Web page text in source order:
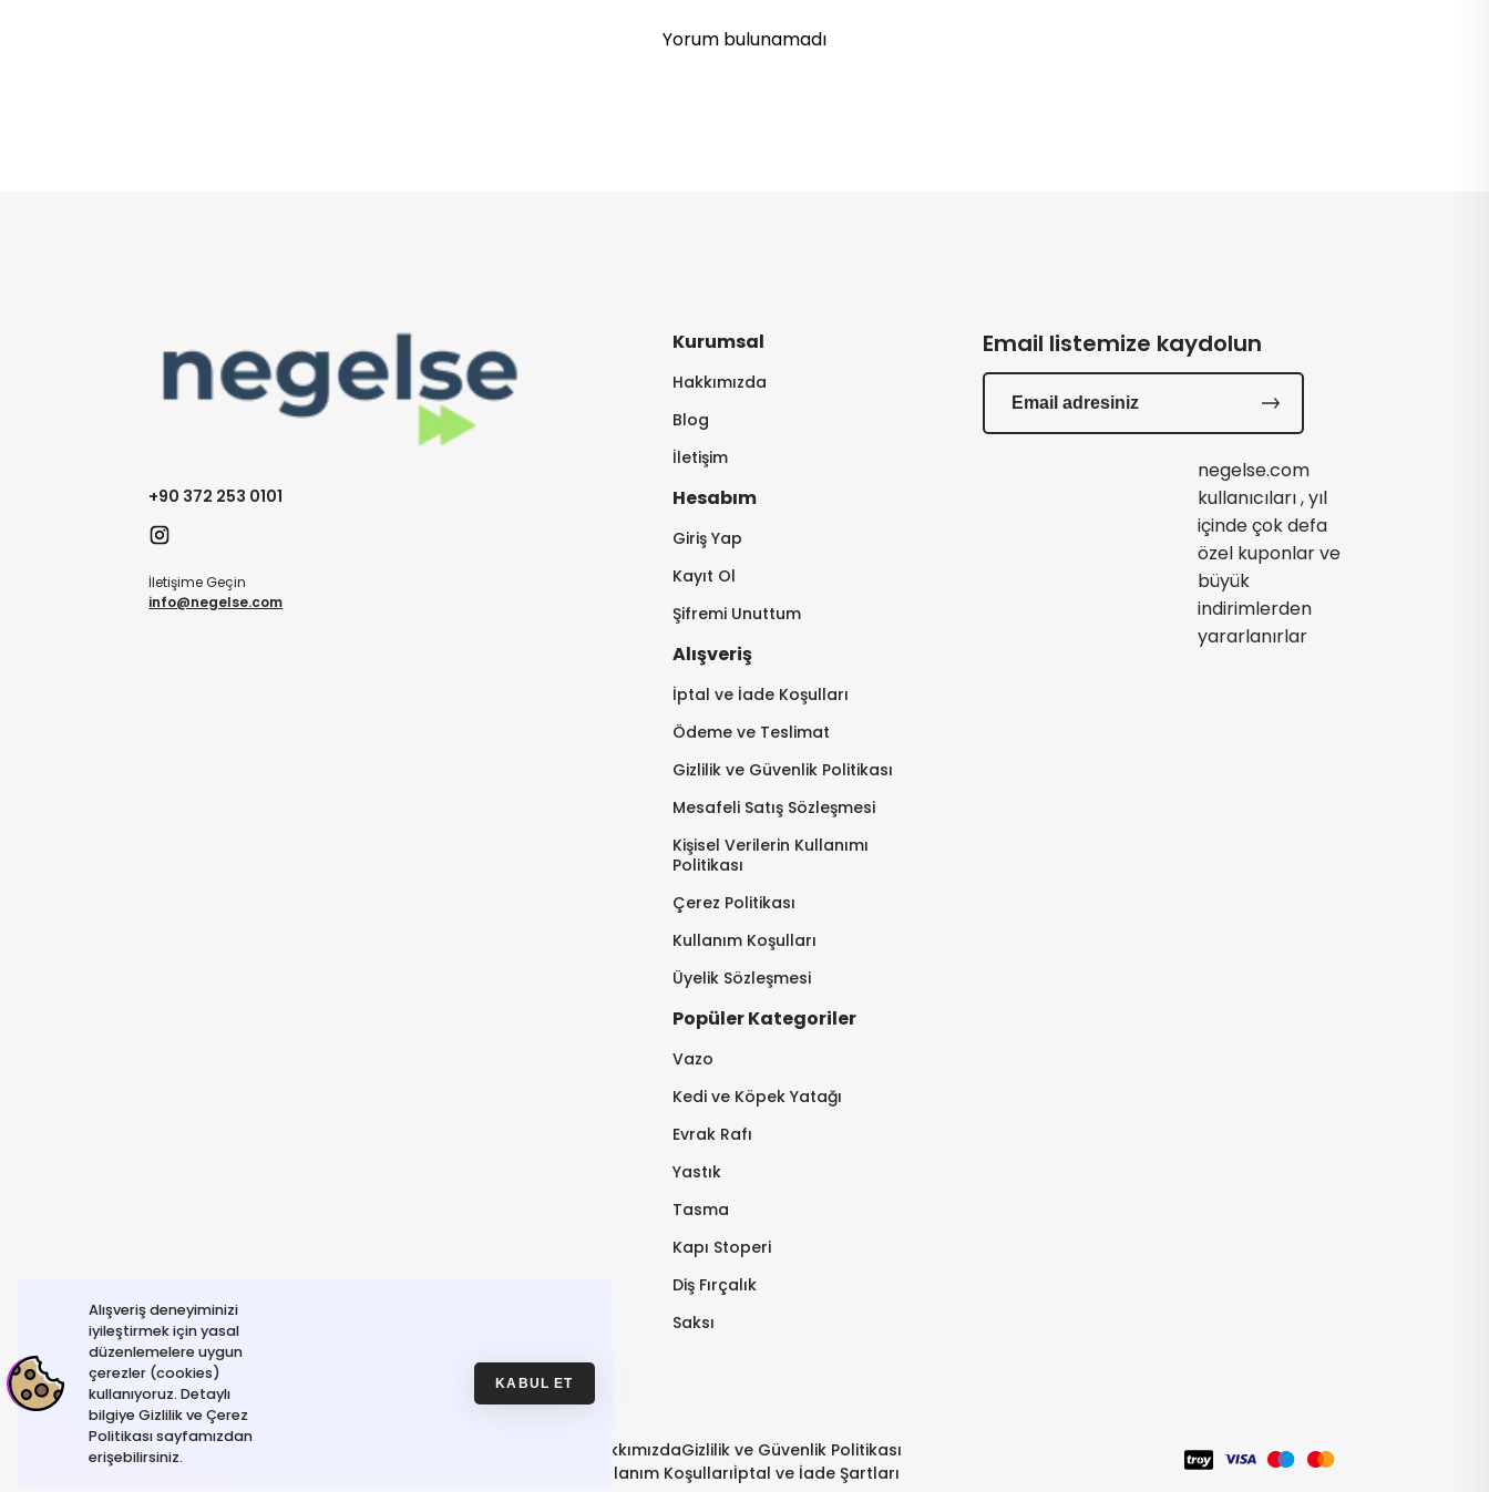
Alışveriş deneyiminizi
iyileştirmek için yasal
düzenlemelere uygun
çerezler (cookies)
kullanıyoruz. Detaylı
bilgiye Gizlilik ve Çerez
Politikası sayfamızdan
erişebilirsiniz.
KABUL ET
Yorum bulunamadı
+90 372 253 0101
İletişime Geçin
info@negelse.com
Kurumsal
Hakkımızda
Blog
İletişim
Hesabım
Giriş Yap
Kayıt Ol
Şifremi Unuttum
Alışveriş
İptal ve İade Koşulları
Ödeme ve Teslimat
Gizlilik ve Güvenlik Politikası
Mesafeli Satış Sözleşmesi
Kişisel Verilerin Kullanımı
Politikası
Çerez Politikası
Kullanım Koşulları
Üyelik Sözleşmesi
Popüler Kategoriler
Vazo
Kedi ve Köpek Yatağı
Evrak Rafı
Yastık
Tasma
Kapı Stoperi
Diş Fırçalık
Saksı
Email listemize kaydolun
negelse.com
kullanıcıları , yıl
içinde çok defa
özel kuponlar ve
büyük
indirimlerden
yararlanırlar
© NeGelse , 2025
HakkımızdaGizlilik ve Güvenlik Politikası
Kullanım Koşullarıİptal ve İade Şartları